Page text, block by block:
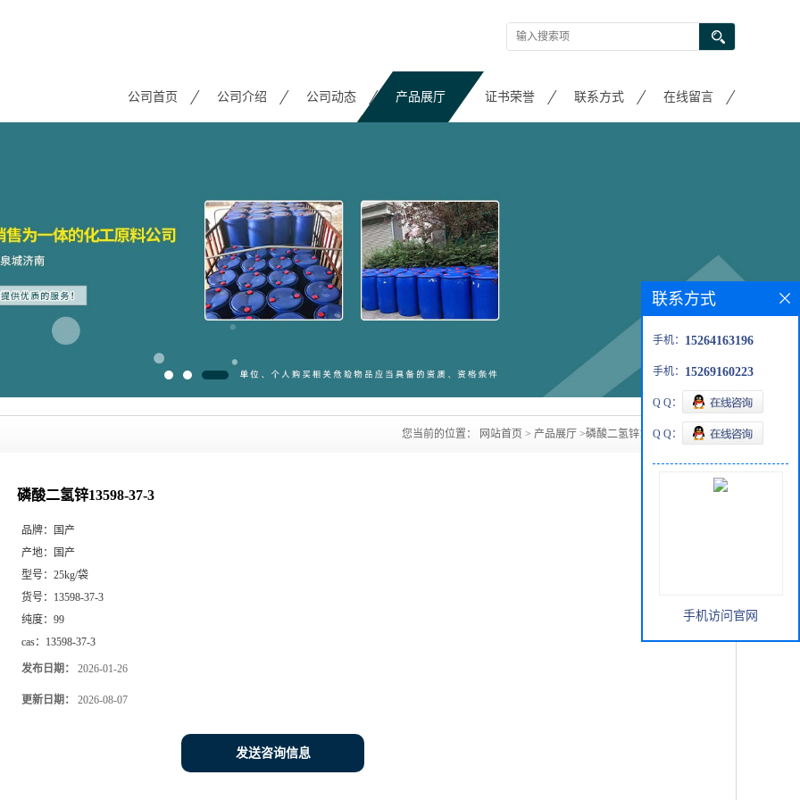
公司首页 公司介绍 公司动态 产品展厅 证书荣誉 联系方式 在线留言
您当前的位置： 网站首页 > 产品展厅 >磷酸二氢锌13598-37-3
磷酸二氢锌13598-37-3
品牌：
国产
产地：
国产
型号： 25kg/袋
货号： 13598-37-3
纯度： 99
cas： 13598-37-3
发布日期： 2026-01-26
更新日期： 2026-08-07
发送咨询信息
联系方式
手机： 15264163196
手机： 15269160223
Q Q：
Q Q：
手机访问官网